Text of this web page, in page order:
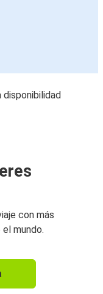
con más
mundo.